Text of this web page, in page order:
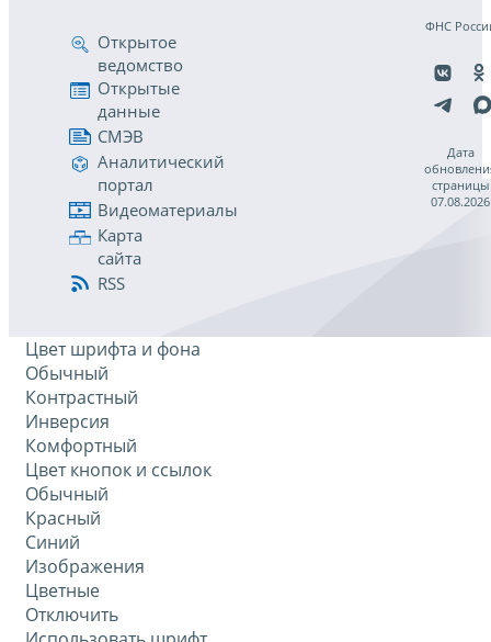
Открытое
ведомство
Открытые
данные
СМЭВ
Аналитический
портал
Видеоматериалы
Карта
сайта
RSS
ФНС
Дата
страницы
07.08.2026
Цвет шрифта и фона
Обычный
Контрастный
Инверсия
Комфортный
Цвет кнопок и ссылок
Обычный
Красный
Синий
Изображения
Цветные
Отключить